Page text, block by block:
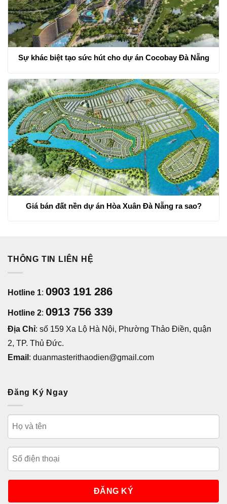
Sự khác biệt tạo sức hút cho dự án Cocobay Đà Nẵng
Giá bán đất nền dự án Hòa Xuân Đà Nẵng ra sao?
THÔNG TIN LIÊN HỆ
Hotline 1: 0903 191 286
Hotline 2: 0913 756 339
Địa Chỉ: số 159 Xa Lộ Hà Nội, Phường Thảo Điền, quận
2, TP. Thủ Đức.
Email : duanmasterithaodien@gmail.com
Đăng Ký Ngay